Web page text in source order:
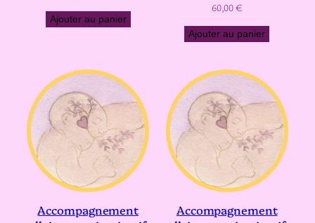
Ajouter au panier
60,00€
Ajouter au panier
Accompagnement
Accompagnement